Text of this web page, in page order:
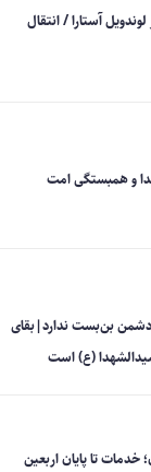
آستارا / انتقال
و همبستگی امت
بن‌بست ندارد|بقای
(ع) است
مهران؛ خدمات تا پایان اربعین